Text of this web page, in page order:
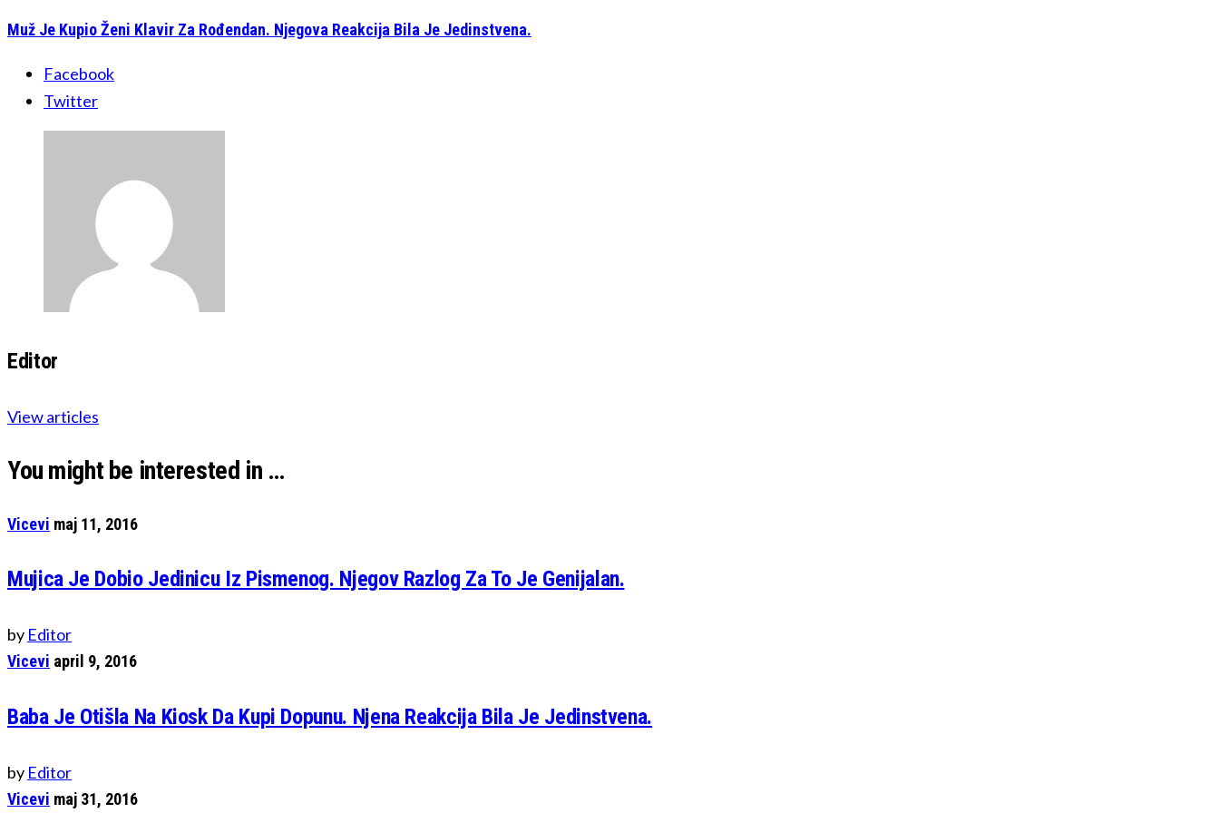
Muž Je Kupio Ženi Klavir Za Rođendan. Njegova Reakcija Bila Je Jedinstvena.
Facebook
Twitter
Editor
View articles
You might be interested in …
Vicevi maj 11, 2016
Mujica Je Dobio Jedinicu Iz Pismenog. Njegov Razlog Za To Je Genijalan.
by Editor
Vicevi april 9, 2016
Baba Je Otišla Na Kiosk Da Kupi Dopunu. Njena Reakcija Bila Je Jedinstvena.
by Editor
Vicevi maj 31, 2016